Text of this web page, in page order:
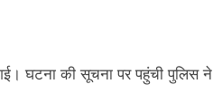
घटना की सूचना पर पहुंची पुलिस ने